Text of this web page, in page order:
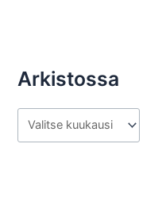
Arkistossa
r